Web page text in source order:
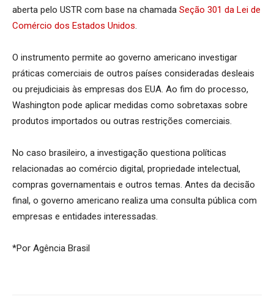
aberta pelo USTR com base na chamada Seção 301 da Lei de
Comércio dos Estados Unidos.
O instrumento permite ao governo americano investigar
práticas comerciais de outros países consideradas desleais
ou prejudiciais às empresas dos EUA. Ao fim do processo,
Washington pode aplicar medidas como sobretaxas sobre
produtos importados ou outras restrições comerciais.
No caso brasileiro, a investigação questiona políticas
relacionadas ao comércio digital, propriedade intelectual,
compras governamentais e outros temas. Antes da decisão
final, o governo americano realiza uma consulta pública com
empresas e entidades interessadas.
*Por Agência Brasil